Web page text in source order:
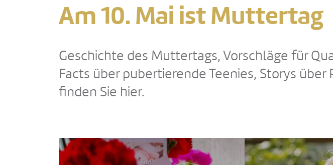
Am 10. Mai ist Muttertag
Geschichte des Muttertags, Vorschläge für
Facts über pubertierende Teenies, Storys
finden Sie hier.